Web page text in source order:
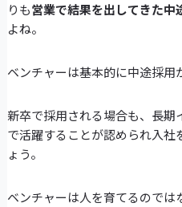
りも営業で結果を出してきた
よね。
ベンチャーは基本的に中途採用
新卒で採用される場合も、長期
で活躍することが認められ入社
ょう。
ベンチャーは人を育てるのでは